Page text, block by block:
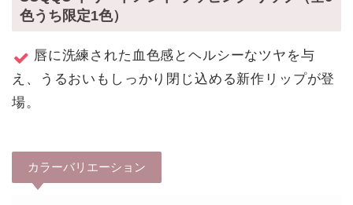
色うち限定1色）
唇に洗練された血色感とヘルシーなツヤを与
え、うるおいもしっかり閉じ込める新作リップが登
場。
カラーバリエーション